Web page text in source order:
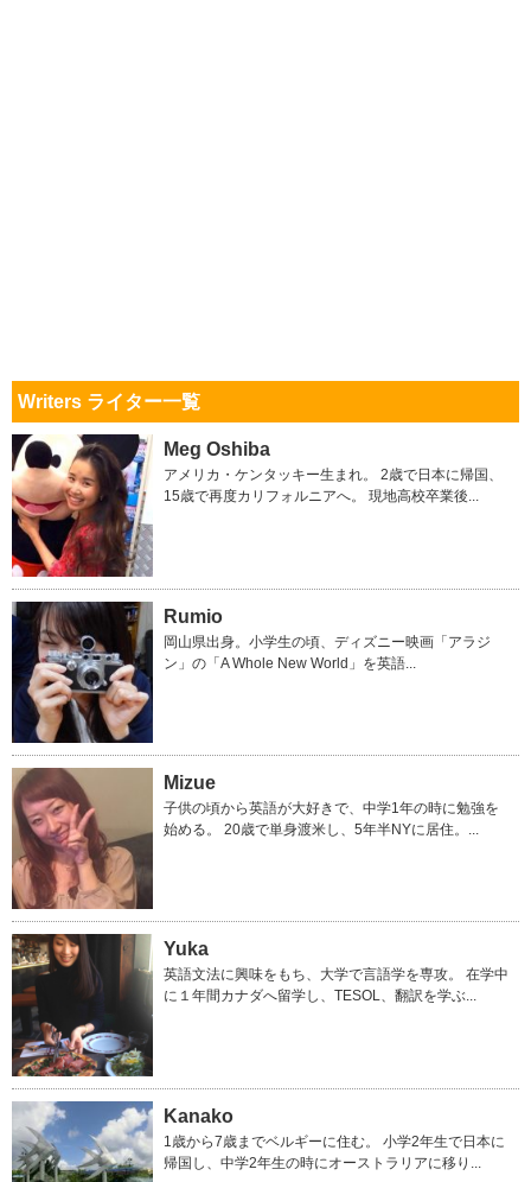
Writers ライター一覧
Meg Oshiba
アメリカ・ケンタッキー生まれ。 2歳で日本に帰国、
15歳で再度カリフォルニアへ。 現地高校卒業後...
Rumio
岡山県出身。小学生の頃、ディズニー映画「アラジ
ン」の「A Whole New World」を英語...
Mizue
子供の頃から英語が大好きで、中学1年の時に勉強を
始める。 20歳で単身渡米し、5年半NYに居住。...
Yuka
英語文法に興味をもち、大学で言語学を専攻。 在学中
に１年間カナダへ留学し、TESOL、翻訳を学ぶ...
Kanako
1歳から7歳までベルギーに住む。 小学2年生で日本に
帰国し、中学2年生の時にオーストラリアに移り...